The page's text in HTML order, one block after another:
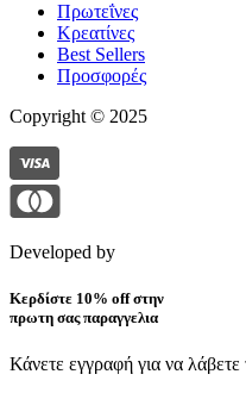
Πρωτεΐνες
Κρεατίνες
Best Sellers
Προσφορές
Copyright © 2025
Developed by
Κερδίστε 10% off στην
πρωτη σας παραγγελια
Κάνετε εγγραφή για να λάβετε